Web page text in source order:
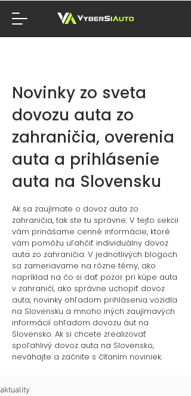
Novinky zo sveta
dovozu auta zo
zahraničia, overenia
auta a prihlásenie
auta na Slovensku
Ak sa zaujímate o dovoz auta zo
zahraničia, tak ste tu správne. V tejto sekcii
vám prinášame cenné informácie, ktoré
vám pomôžu uľahčiť individuálny dovoz
auta zo zahraničia. V jednotlivých blogoch
sa zameriavame na rôzne témy, ako
napríklad na čo si dať pozor pri kúpe auta
v zahraničí, ako správne uchopiť dovoz
auta, novinky ohľadom prihlásenia vozidla
na Slovensku a mnoho iných zaujímavých
informácií ohľadom dovozu áut na
Slovensko. Ak si chcete zrealizovať
spoľahlivý dovoz auta na Slovensko,
neváhajte a začnite s čítaním noviniek.
aktuality